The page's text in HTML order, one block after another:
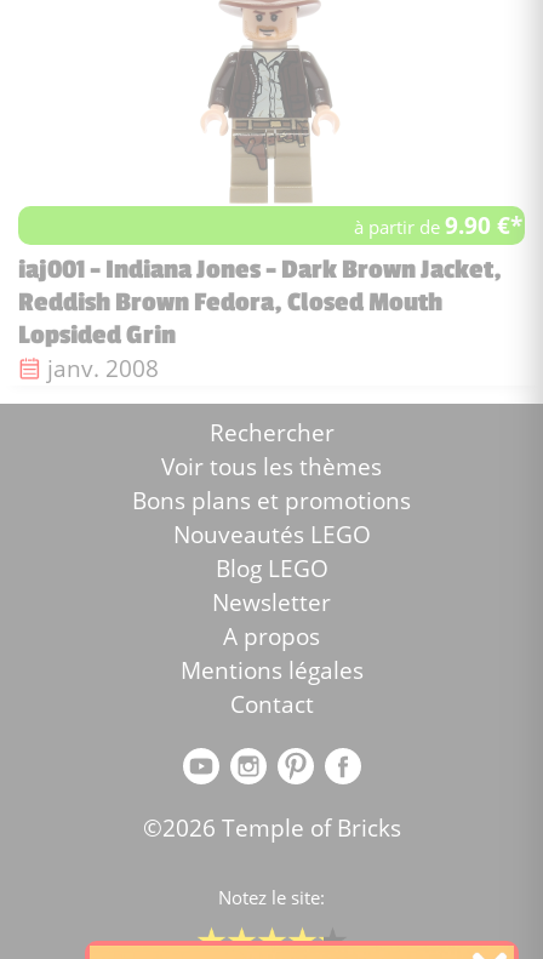
à partir de9.90 €*
iaj001 - Indiana Jones - Dark Brown Jacket,
Reddish Brown Fedora, Closed Mouth
Lopsided Grin
Date de sortie :
janv. 2008
Rechercher
Voir tous les thèmes
Bons plans et promotions
Nouveautés LEGO
Blog LEGO
Newsletter
A propos
Mentions légales
Contact
©2026 Temple of Bricks
Notez le site: